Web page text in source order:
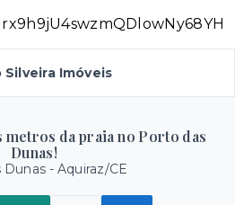
Silveira Imóveis
metros da praia no Porto das
Dunas!
- Aquiraz/CE